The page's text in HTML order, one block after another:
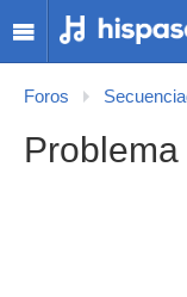
Foros